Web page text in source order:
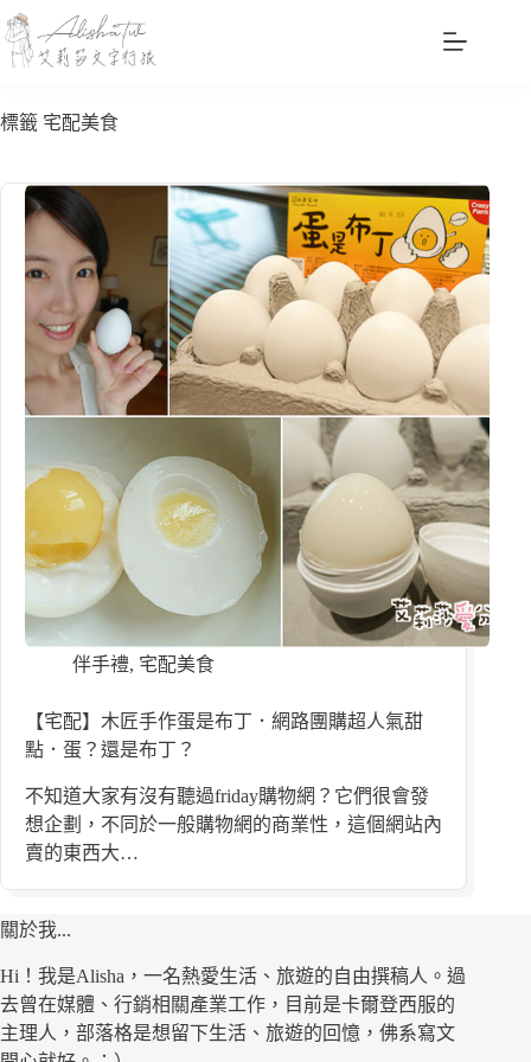
跳
至
主
內
標籤 宅配美食
伴手禮, 宅配美食
【宅配】木匠手作蛋是布丁．網路團購超人氣甜
點．蛋？還是布丁？
不知道大家有沒有聽過friday購物網？它們很會發
想企劃，不同於一般購物網的商業性，這個網站內
賣的東西大…
關於我...
Hi！我是Alisha，一名熱愛生活、旅遊的自由撰稿人。過
去曾在媒體、行銷相關產業工作，目前是卡爾登西服的
主理人，部落格是想留下生活、旅遊的回憶，佛系寫文